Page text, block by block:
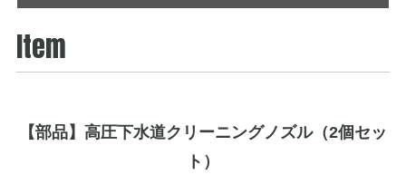
Item
【部品】高圧下水道クリーニングノズル（2個セッ
ト）